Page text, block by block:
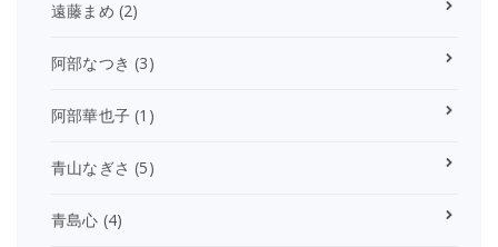
遠藤まめ (2)
阿部なつき (3)
阿部華也子 (1)
青山なぎさ (5)
青島心 (4)